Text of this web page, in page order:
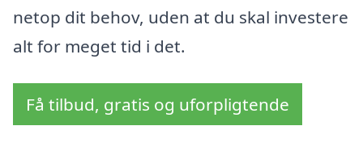
netop dit behov, uden at du skal investere
alt for meget tid i det.
Få tilbud, gratis og uforpligtende